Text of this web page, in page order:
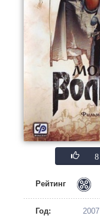
8
Рейтинг
Год:
2007